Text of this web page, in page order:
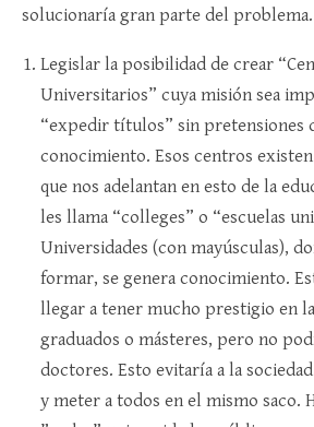
solucionaría gran parte del problema.
Legislar la posibilidad de crear
Universitarios” cuya misión sea
“expedir títulos” sin pretensiones
conocimiento. Esos centros
que nos adelantan en esto de la
les llama “colleges” o “escuelas
Universidades (con mayúsculas),
formar, se genera conocimiento.
llegar a tener mucho prestigio en
graduados o másteres, pero no
doctores. Esto evitaría a la
y meter a todos en el mismo saco.